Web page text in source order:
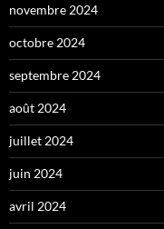
novembre 2024
octobre 2024
septembre 2024
août 2024
juillet 2024
juin 2024
avril 2024